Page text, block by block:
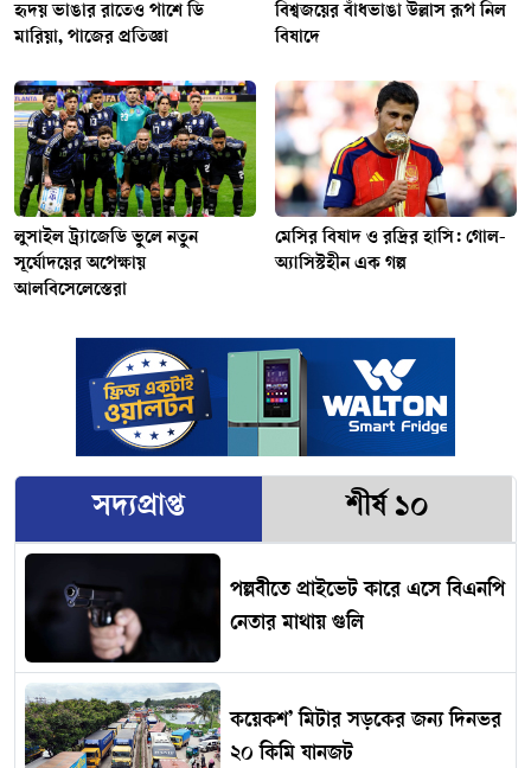
হৃদয় ভাঙার রাতেও পাশে ডি
মারিয়া, পাজের প্রতিজ্ঞা
বিশ্বজয়ের বাঁধভাঙা উল্লাস রূপ নিল
বিষাদে
লুসাইল ট্র্যাজেডি ভুলে নতুন
সূর্যোদয়ের অপেক্ষায়
আলবিসেলেস্তেরা
মেসির বিষাদ ও রদ্রির হাসি: গোল-
অ্যাসিস্টহীন এক গল্প
সদ্যপ্রাপ্ত শীর্ষ ১০
পল্লবীতে প্রাইভেট কারে এসে বিএনপি
নেতার মাথায় গুলি
কয়েকশ’ মিটার সড়কের জন্য দিনভর
২০ কিমি যানজট